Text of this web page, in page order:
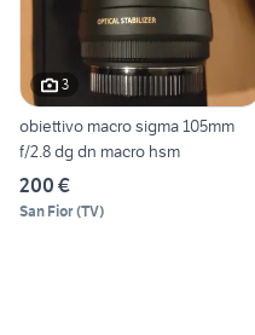
3
obiettivo macro sigma 105mm
f/2.8 dg dn macro hsm
200 €
San Fior(TV)